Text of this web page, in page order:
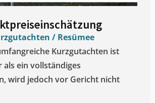
/ Resümee
Kurzgutachten ist
als ein vollständiges
wird jedoch vor Gericht nicht